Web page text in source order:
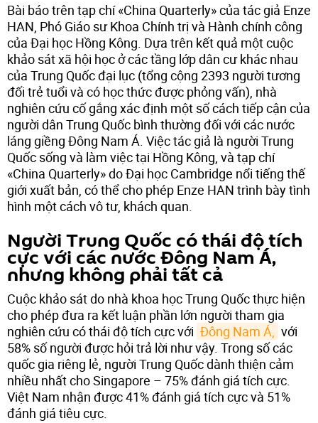
Bài báo trên tạp chí «China Quarterly» của tác giả Enze
HAN, Phó Giáo sư Khoa Chính trị và Hành chính công
của Đại học Hồng Kông. Dựa trên kết quả một cuộc
khảo sát xã hội học ở các tầng lớp dân cư khác nhau
của Trung Quốc đại lục (tổng cộng 2393 người tương
đối trẻ tuổi và có học thức được phỏng vấn), nhà
nghiên cứu cố gắng xác định một số cách tiếp cận của
người dân Trung Quốc bình thường đối với các nước
láng giềng Đông Nam Á. Việc tác giả là người Trung
Quốc sống và làm việc tại Hồng Kông, và tạp chí
«China Quarterly» do Đại học Cambridge nổi tiếng thế
giới xuất bản, có thể cho phép Enze HAN trình bày tình
hình một cách vô tư, khách quan.
Người Trung Quốc có thái độ tích
cực với các nước Đông Nam Á,
nhưng không phải tất cả
Cuộc khảo sát do nhà khoa học Trung Quốc thực hiện
cho phép đưa ra kết luận phần lớn người tham gia
nghiên cứu có thái độ tích cực với Đông Nam Á, với
58% số người được hỏi trả lời như vậy. Trong số các
quốc gia riêng lẻ, người Trung Quốc dành thiện cảm
nhiều nhất cho Singapore – 75% đánh giá tích cực.
Việt Nam nhận được 41% đánh giá tích cực và 51%
đánh giá tiêu cực.